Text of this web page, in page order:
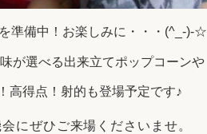
準備中！お楽しみに・・・(^_-)-☆
が選べる出来立てポップコーンや
高得点！射的も登場予定です♪
にぜひご来場くださいませ。